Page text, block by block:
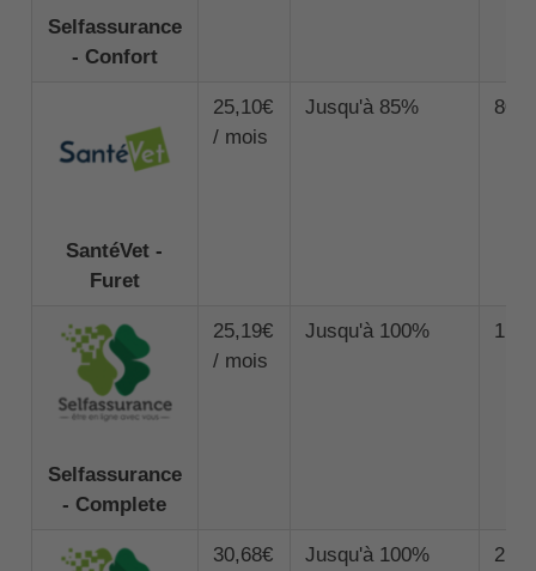
Selfassurance
- Confort
SantéVet -
Furet
25,10€
/ mois
Jusqu'à 85%
Selfassurance
- Complete
25,19€
/ mois
Jusqu'à 100% 1
30,68€
Jusqu'à 100% 2